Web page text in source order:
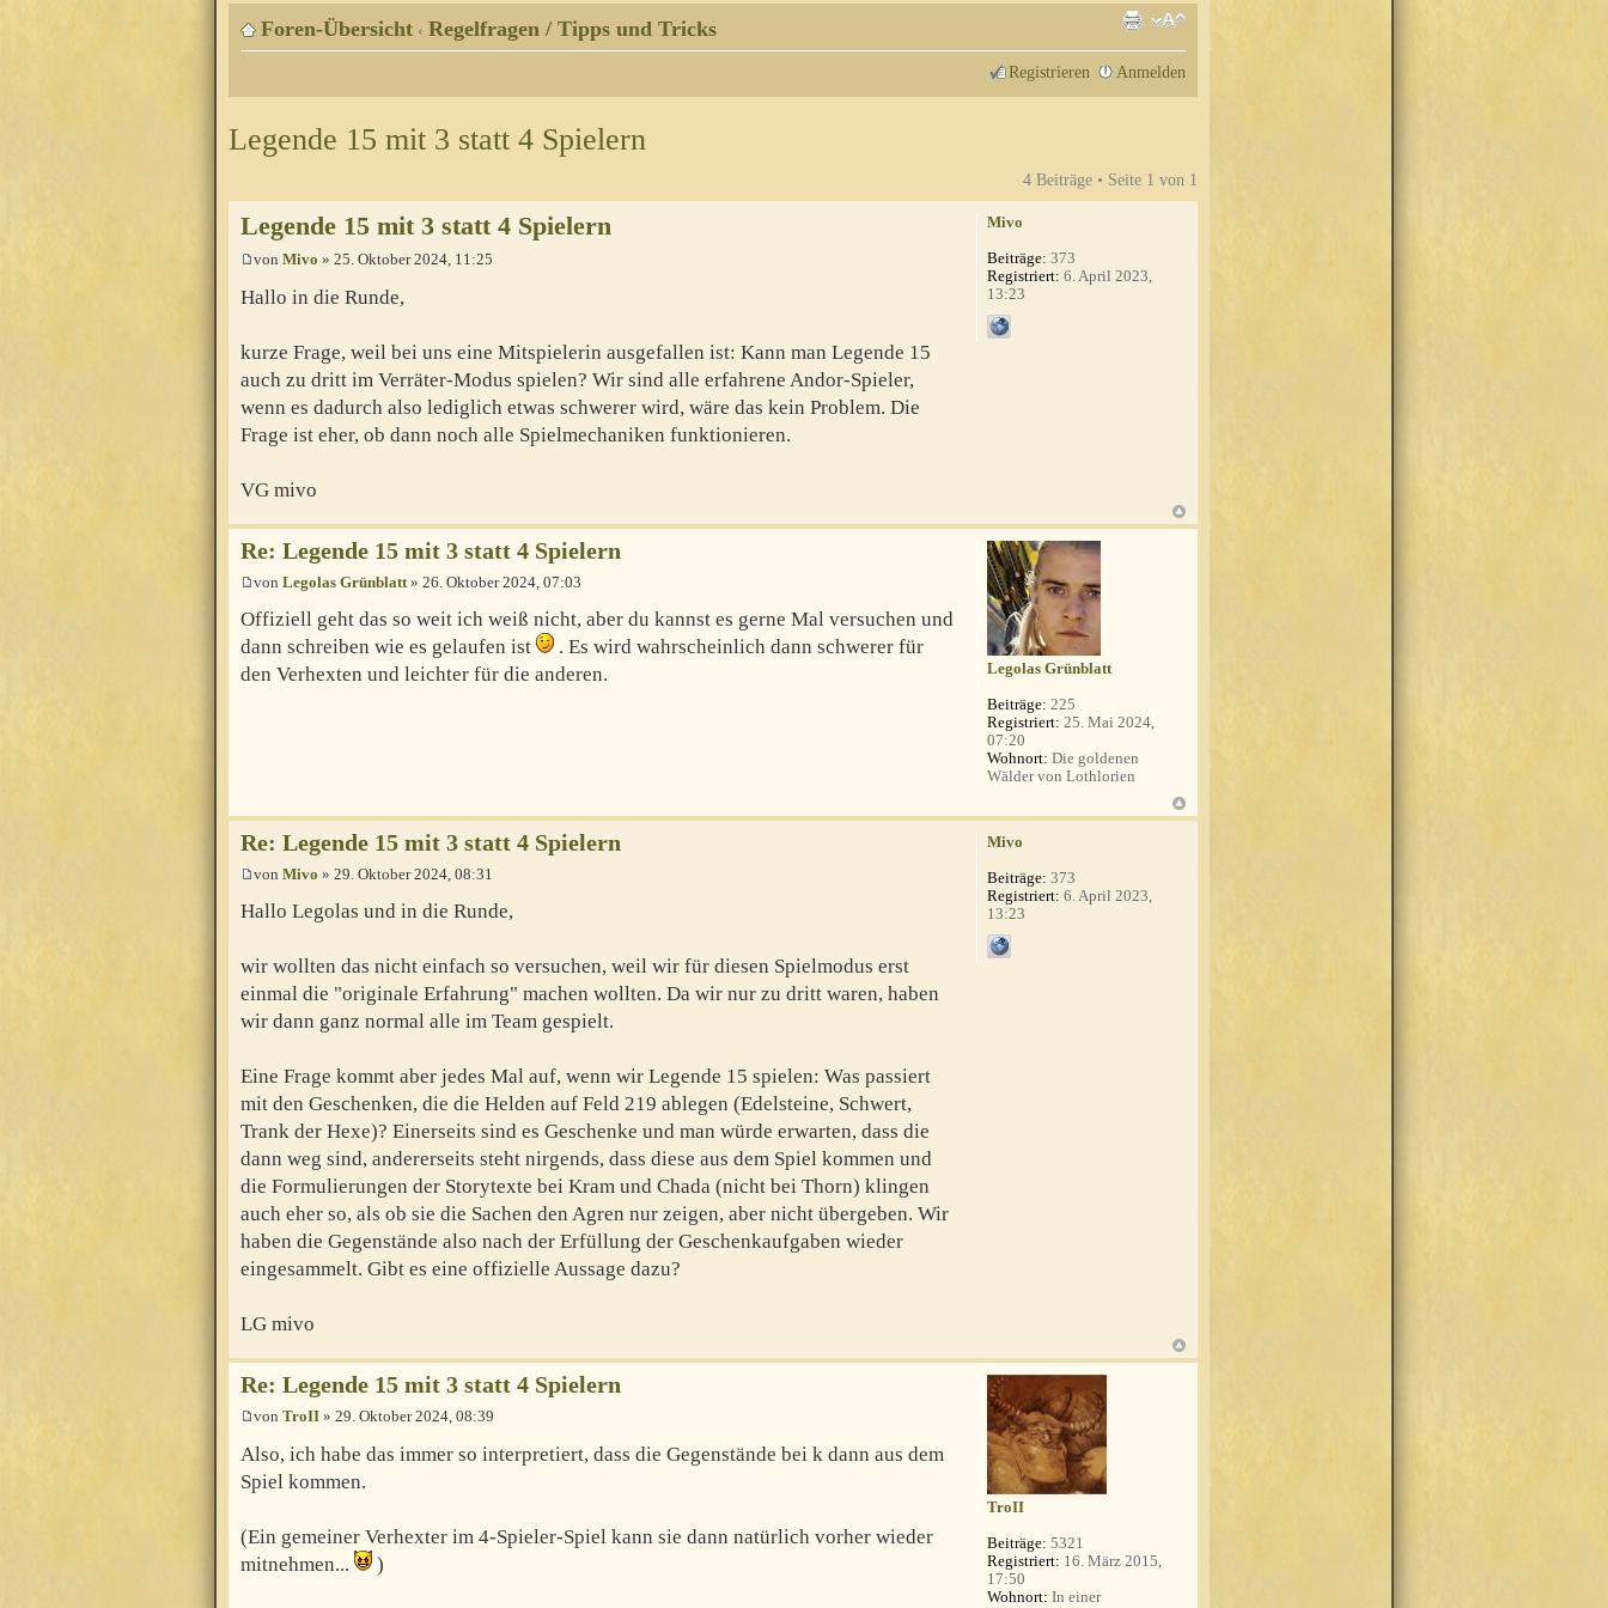
Foren-Übersicht ‹ Regelfragen / Tipps und Tricks
Registrieren Anmelden
Legende 15 mit 3 statt 4 Spielern
4 Beiträge • Seite 1 von 1
Legende 15 mit 3 statt 4 Spielern
von Mivo » 25. Oktober 2024, 11:25
Hallo in die Runde,
kurze Frage, weil bei uns eine Mitspielerin ausgefallen ist: Kann man Legende 15
auch zu dritt im Verräter-Modus spielen? Wir sind alle erfahrene Andor-Spieler,
wenn es dadurch also lediglich etwas schwerer wird, wäre das kein Problem. Die
Frage ist eher, ob dann noch alle Spielmechaniken funktionieren.
VG mivo
Mivo
Beiträge: 373
Registriert: 6. April 2023,
13:23
Re: Legende 15 mit 3 statt 4 Spielern
von Legolas Grünblatt » 26. Oktober 2024, 07:03
Offiziell geht das so weit ich weiß nicht, aber du kannst es gerne Mal versuchen und
dann schreiben wie es gelaufen ist
. Es wird wahrscheinlich dann schwerer für
den Verhexten und leichter für die anderen.
Legolas Grünblatt
Beiträge: 225
Registriert: 25. Mai 2024,
07:20
Wohnort: Die goldenen
Wälder von Lothlorien
Re: Legende 15 mit 3 statt 4 Spielern
von Mivo » 29. Oktober 2024, 08:31
Hallo Legolas und in die Runde,
wir wollten das nicht einfach so versuchen, weil wir für diesen Spielmodus erst
einmal die "originale Erfahrung" machen wollten. Da wir nur zu dritt waren, haben
wir dann ganz normal alle im Team gespielt.
Eine Frage kommt aber jedes Mal auf, wenn wir Legende 15 spielen: Was passiert
mit den Geschenken, die die Helden auf Feld 219 ablegen (Edelsteine, Schwert,
Trank der Hexe)? Einerseits sind es Geschenke und man würde erwarten, dass die
dann weg sind, andererseits steht nirgends, dass diese aus dem Spiel kommen und
die Formulierungen der Storytexte bei Kram und Chada (nicht bei Thorn) klingen
auch eher so, als ob sie die Sachen den Agren nur zeigen, aber nicht übergeben. Wir
haben die Gegenstände also nach der Erfüllung der Geschenkaufgaben wieder
eingesammelt. Gibt es eine offizielle Aussage dazu?
LG mivo
Mivo
Beiträge: 373
Registriert: 6. April 2023,
13:23
Re: Legende 15 mit 3 statt 4 Spielern
von TroII » 29. Oktober 2024, 08:39
Also, ich habe das immer so interpretiert, dass die Gegenstände bei k dann aus dem
Spiel kommen.
(Ein gemeiner Verhexter im 4-Spieler-Spiel kann sie dann natürlich vorher wieder
mitnehmen...
)
TroII
Beiträge: 5321
Registriert: 16. März 2015,
17:50
Wohnort: In einer